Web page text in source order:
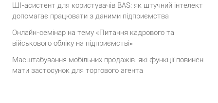
ШІ-асистент для користувачів BAS: як штучний інтелект
допомагає працювати з даними підприємства
Онлайн-семінар на тему «Питання кадрового та
військового обліку на підприємстві»
Масштабування мобільних продажів: які функції повинен
мати застосунок для торгового агента